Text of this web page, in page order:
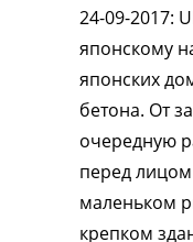
24-09-2017:
японскому
японских
бетона. От
очередную
перед
маленьком
крепком